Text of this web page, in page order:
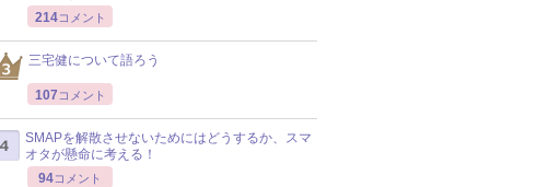
214コメント
三宅健について語ろう
107 コメント
SMAPを解散させないためにはどうするか、スマ
オタが懸命に考える！
94コメント